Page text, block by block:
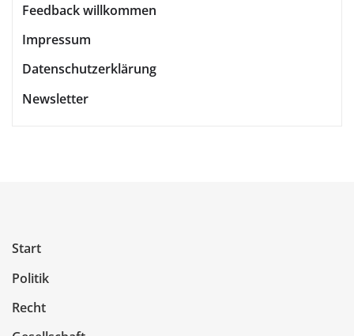
Feedback willkommen
Impressum
Datenschutzerklärung
Newsletter
Start
Politik
Recht